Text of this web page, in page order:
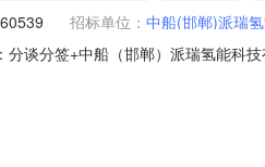
招标单位： 中船(邯郸)派瑞
分谈分签+中船（邯郸）派瑞氢能科
量单位采购数量中标数量成交单价到